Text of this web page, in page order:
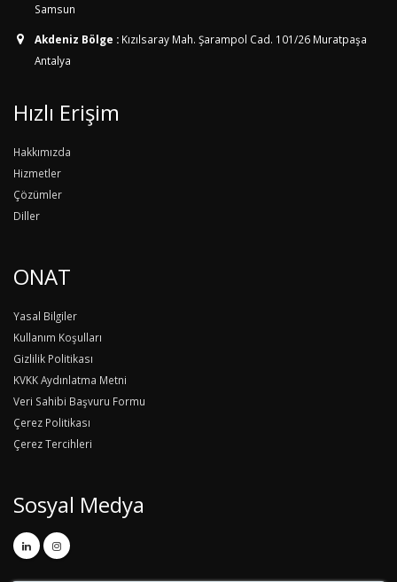
Samsun
Akdeniz Bölge : Kızılsaray Mah. Şarampol Cad. 101/26 Muratpaşa
Antalya
Hızlı Erişim
Hakkımızda
Hizmetler
Çözümler
Diller
ONAT
Yasal Bilgiler
Kullanım Koşulları
Gizlilik Politikası
KVKK Aydınlatma Metni
Veri Sahibi Başvuru Formu
Çerez Politikası
Çerez Tercihleri
Sosyal Medya